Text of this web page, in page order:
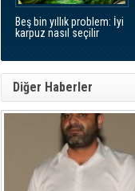
Beş bin yıllık problem: İyi
karpuz nasıl seçilir
Diğer Haberler